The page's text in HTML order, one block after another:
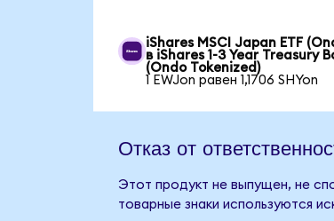
iShares MSCI Japan ETF
в iShares 1-3 Year Treasury
(Ondo Tokenized)
1 EWJon равен 1,1706 SHYon
Отказ от
Этот продукт не выпущен, не
товарные знаки используются